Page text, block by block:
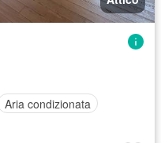
Aria condizionata